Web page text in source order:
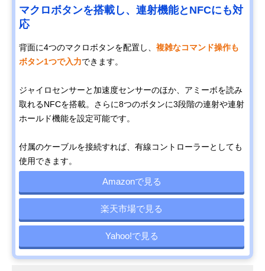
マクロボタンを搭載し、連射機能とNFCにも対
応
背面に4つのマクロボタンを配置し、 複雑なコマンド操作も
ボタン1つで入力できます。
ジャイロセンサーと加速度センサーのほか、アミーボを読み
取れるNFCを搭載。さらに8つのボタンに3段階の連射や連射
ホールド機能を設定可能です。
付属のケーブルを接続すれば、有線コントローラーとしても
使用できます。
Amazonで見る
楽天市場で見る
Yahoo!で見る